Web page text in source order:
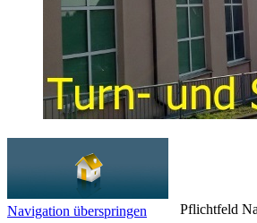
Navigation überspringen
Pflichtfeld